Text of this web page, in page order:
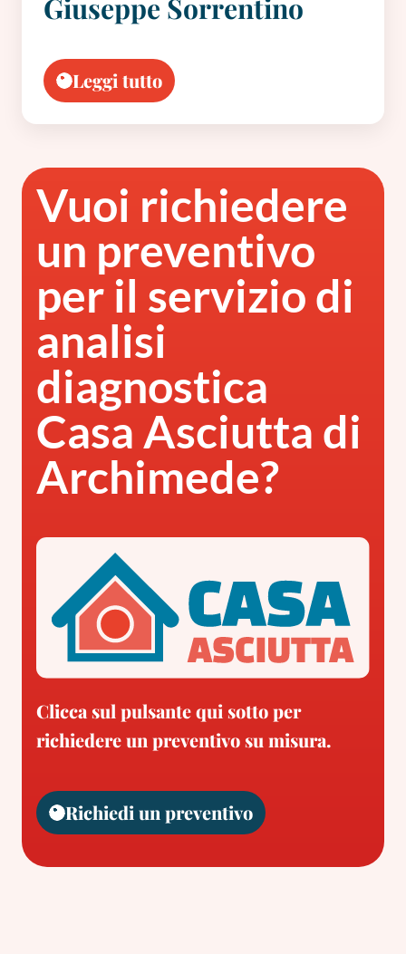
Giuseppe Sorrentino
Leggi tutto
Vuoi richiedere
un preventivo
per il servizio di
analisi
diagnostica
Casa Asciutta di
Archimede?
Clicca sul pulsante qui sotto per
richiedere un preventivo su misura.
Richiedi un preventivo